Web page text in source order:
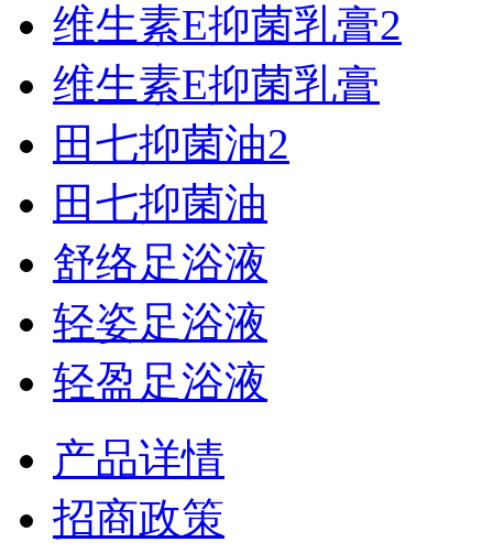
维生素E抑菌乳膏2
维生素E抑菌乳膏
田七抑菌油2
田七抑菌油
舒络足浴液
轻姿足浴液
轻盈足浴液
产品详情
招商政策